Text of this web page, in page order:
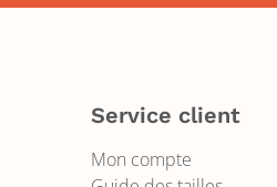
Service client
Mon compte